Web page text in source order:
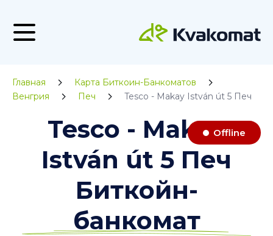
Главная
Карта Биткоин-Банкоматов
Венгрия
Печ Tesco - Makay István út 5 Печ
Tesco - Makay
István út 5 Печ
Биткойн-
банкомат
Offline